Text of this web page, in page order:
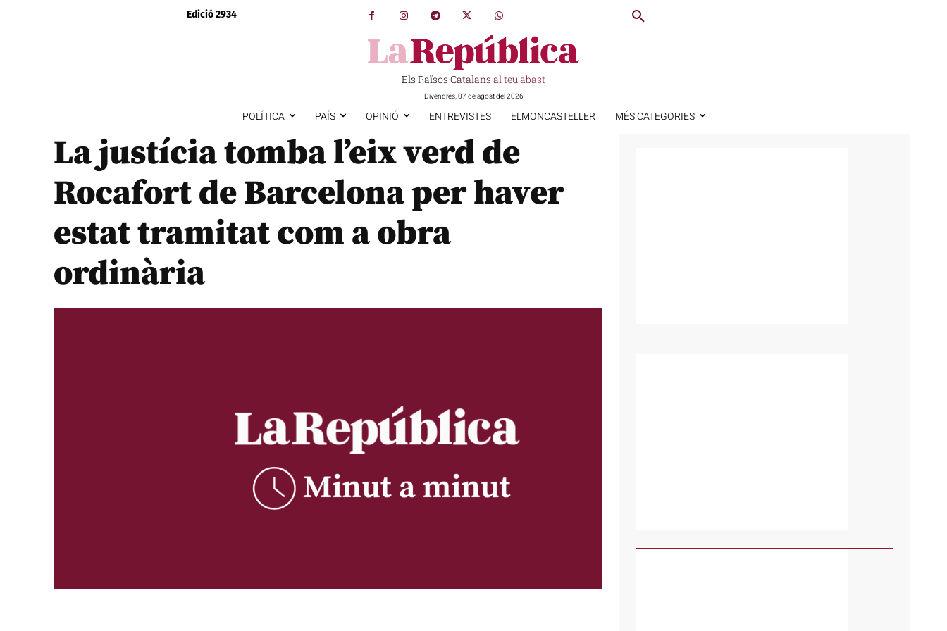
Edició 2934
Els Països Catalans al teu abast
Divendres, 07 de agost del 2026
POLÍTICA PAÍS OPINIÓ ENTREVISTES ELMONCASTELLER MÉS CATEGORIES
La justícia tomba l’eix verd de
Rocafort de Barcelona per haver
estat tramitat com a obra
ordinària